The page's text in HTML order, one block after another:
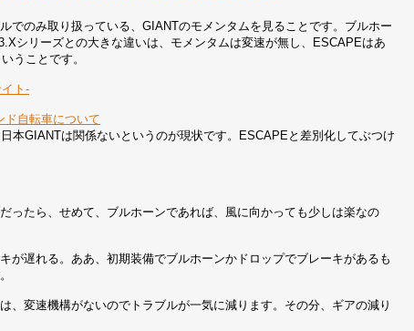
でのみ取り扱っている、GIANTのモメンタムを見ることです。ブルホー
シリーズとの大きな違いは、モメンタムは変速が無し、ESCAPEはあ
うことです。
ト-
ド自転車について
本GIANTは関係ないというのが現状です。ESCAPEと差別化してぶつけ
ったら、せめて、ブルホーンであれば、風に向かっても少しは楽なの
が遅れる。ああ、初期装備でブルホーンかドロップでブレーキがあるも
、変速機構がないのでトラブルが一気に減ります。その分、ギアの減り